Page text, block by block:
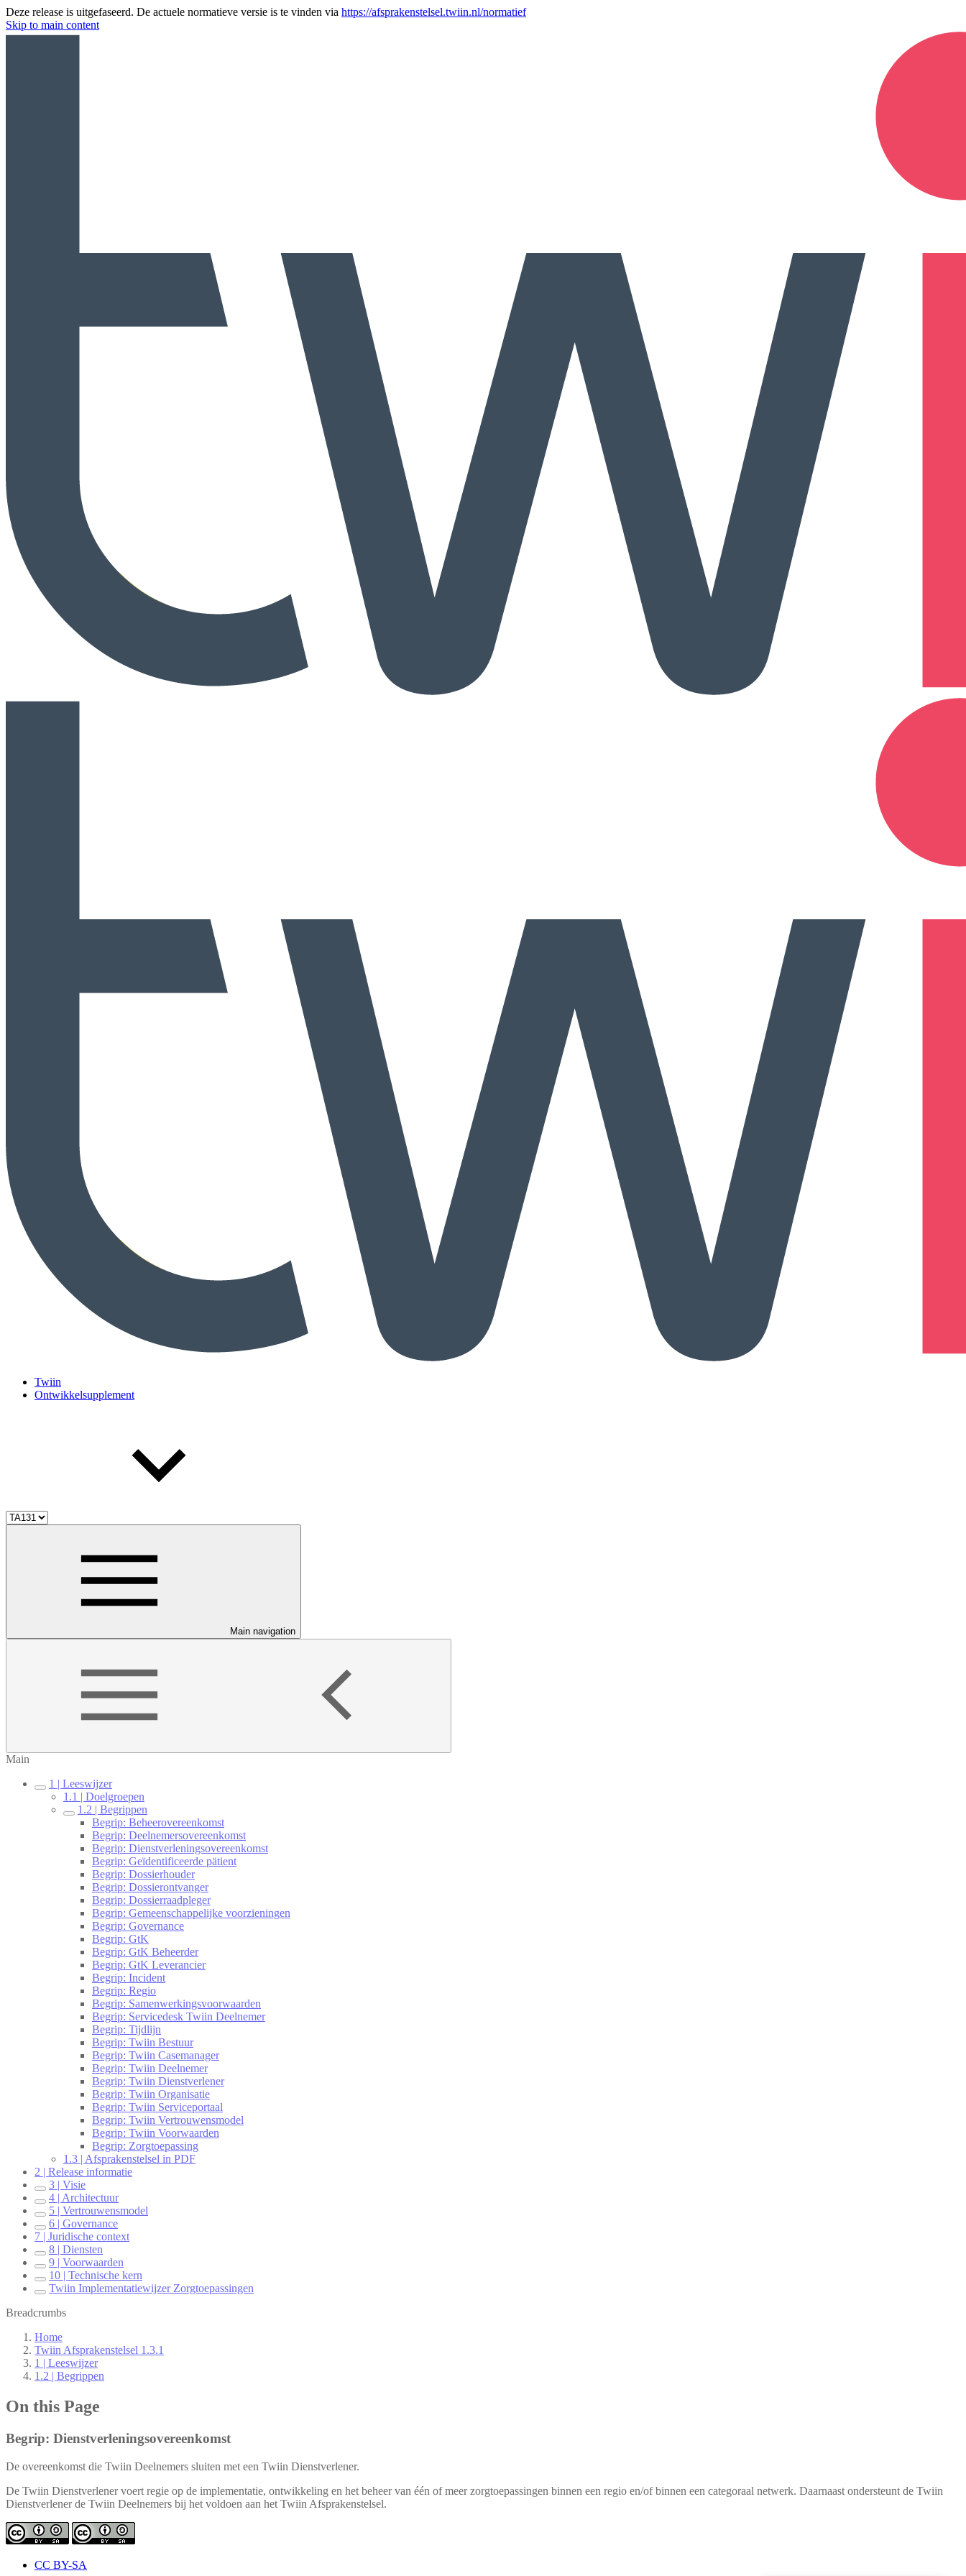
Deze release is uitgefaseerd. De actuele normatieve versie is te vinden via https://afsprakenstelsel.twiin.nl/normatief
Skip to main content
Twiin
Ontwikkelsupplement
Main navigation
Main
1 | Leeswijzer
1.1 | Doelgroepen
1.2 | Begrippen
Begrip: Beheerovereenkomst
Begrip: Deelnemersovereenkomst
Begrip: Dienstverleningsovereenkomst
Begrip: Geïdentificeerde pätient
Begrip: Dossierhouder
Begrip: Dossierontvanger
Begrip: Dossierraadpleger
Begrip: Gemeenschappelijke voorzieningen
Begrip: Governance
Begrip: GtK
Begrip: GtK Beheerder
Begrip: GtK Leverancier
Begrip: Incident
Begrip: Regio
Begrip: Samenwerkingsvoorwaarden
Begrip: Servicedesk Twiin Deelnemer
Begrip: Tijdlijn
Begrip: Twiin Bestuur
Begrip: Twiin Casemanager
Begrip: Twiin Deelnemer
Begrip: Twiin Dienstverlener
Begrip: Twiin Organisatie
Begrip: Twiin Serviceportaal
Begrip: Twiin Vertrouwensmodel
Begrip: Twiin Voorwaarden
Begrip: Zorgtoepassing
1.3 | Afsprakenstelsel in PDF
2 | Release informatie
3 | Visie
4 | Architectuur
5 | Vertrouwensmodel
6 | Governance
7 | Juridische context
8 | Diensten
9 | Voorwaarden
10 | Technische kern
Twiin Implementatiewijzer Zorgtoepassingen
Breadcrumbs
Home
Twiin Afsprakenstelsel 1.3.1
1 | Leeswijzer
1.2 | Begrippen
On this Page
Begrip: Dienstverleningsovereenkomst
De overeenkomst die Twiin Deelnemers sluiten met een Twiin Dienstverlener.
De Twiin Dienstverlener voert regie op de implementatie, ontwikkeling en het beheer van één of meer zorgtoepassingen binnen een regio en/of binnen een categoraal netwerk. Daarnaast ondersteunt de Twiin
Dienstverlener de Twiin Deelnemers bij het voldoen aan het Twiin Afsprakenstelsel.
CC BY-SA